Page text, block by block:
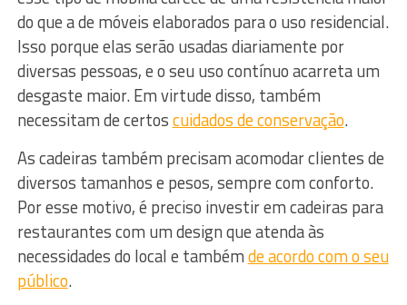
do que a de móveis elaborados para o uso residencial.
Isso porque elas serão usadas diariamente por
diversas pessoas, e o seu uso contínuo acarreta um
desgaste maior. Em virtude disso, também
necessitam de certoscuidados de conservação.
As cadeiras também precisam acomodar clientes de
diversos tamanhos e pesos, sempre com conforto.
Por esse motivo, é preciso investir em cadeiras para
restaurantes com um design que atenda às
necessidades do local e tambémde acordo com o seu
público.